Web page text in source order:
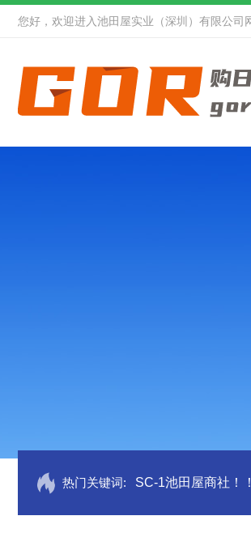
您好，欢迎进入池田屋实业（深圳）有限公司
热门关键词: SC-1池田屋商社！